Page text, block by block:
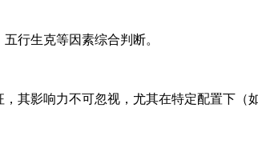
行生克等因素综合判断。
其影响力不可忽视，尤其在特定配置下（